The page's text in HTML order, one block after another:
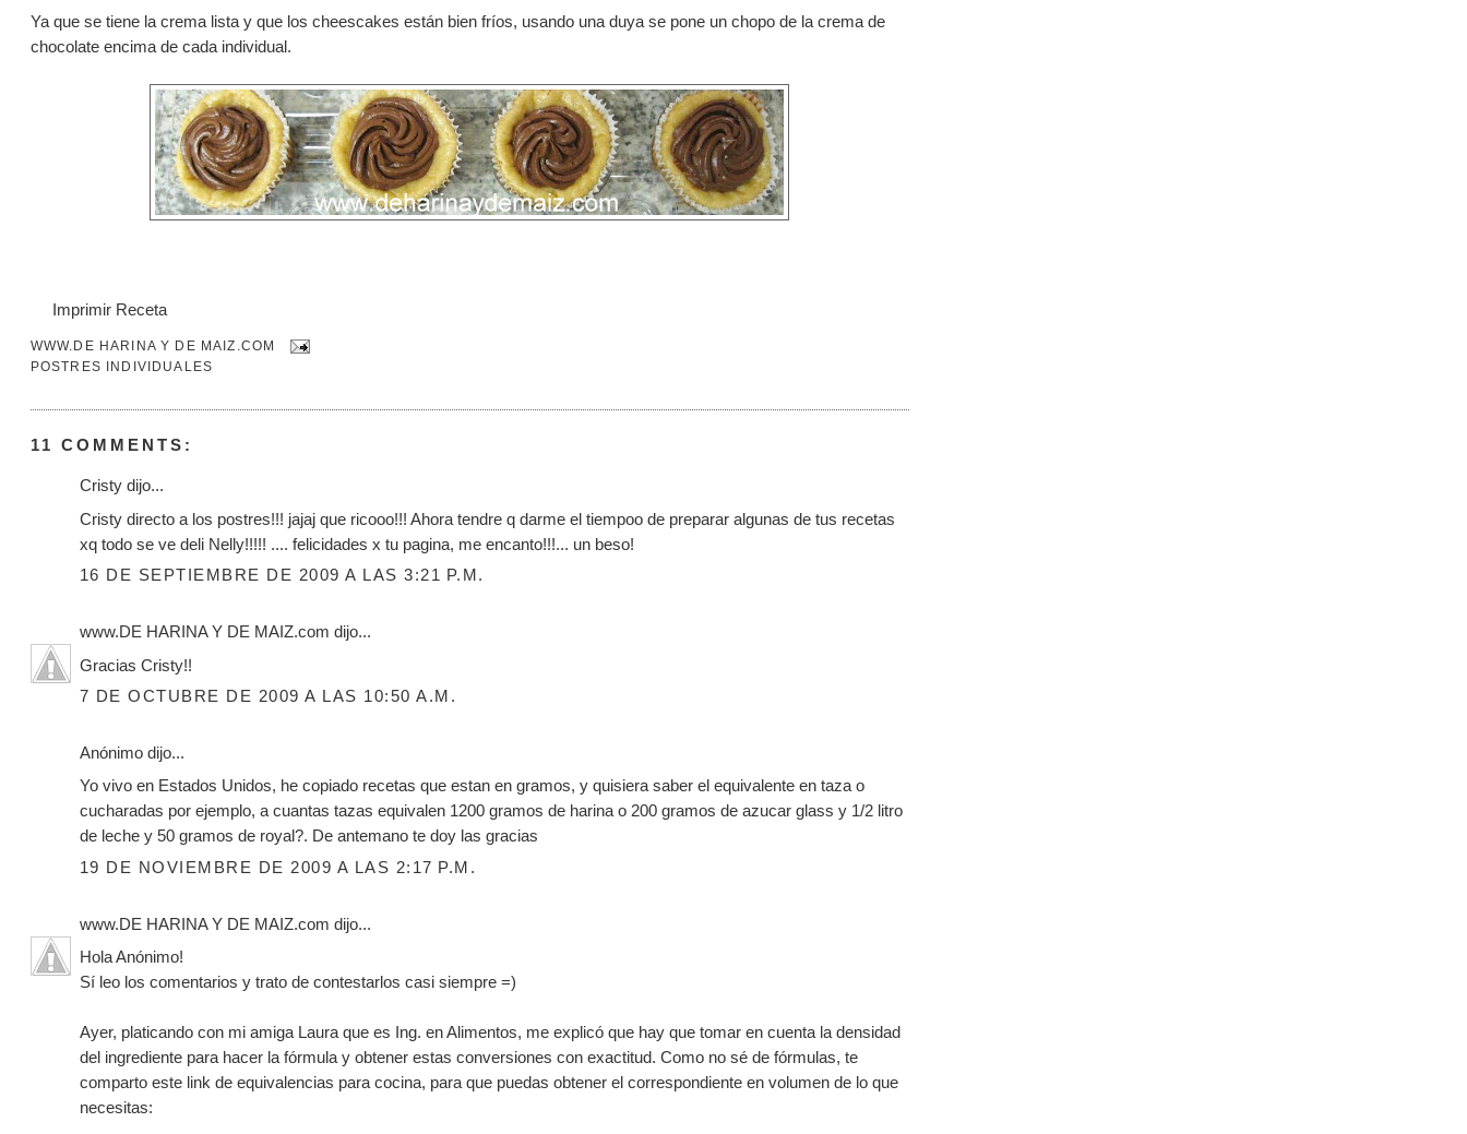
Ya que se tiene la crema lista y que los cheescakes están bien fríos, usando una duya se pone un chopo de la crema de
chocolate encima de cada individual.
Imprimir Receta
WWW.DE HARINA Y DE MAIZ.COM
POSTRES INDIVIDUALES
11 COMMENTS:
Cristy dijo...
Cristy directo a los postres!!! jajaj que ricooo!!! Ahora tendre q darme el tiempoo de preparar algunas de tus recetas
xq todo se ve deli Nelly!!!!! .... felicidades x tu pagina, me encanto!!!... un beso!
16 DE SEPTIEMBRE DE 2009 A LAS 3:21 P.M.
www.DE HARINA Y DE MAIZ.com dijo...
Gracias Cristy!!
7 DE OCTUBRE DE 2009 A LAS 10:50 A.M.
Anónimo dijo...
Yo vivo en Estados Unidos, he copiado recetas que estan en gramos, y quisiera saber el equivalente en taza o
cucharadas por ejemplo, a cuantas tazas equivalen 1200 gramos de harina o 200 gramos de azucar glass y 1/2 litro
de leche y 50 gramos de royal?. De antemano te doy las gracias
19 DE NOVIEMBRE DE 2009 A LAS 2:17 P.M.
www.DE HARINA Y DE MAIZ.com dijo...
Hola Anónimo!
Sí leo los comentarios y trato de contestarlos casi siempre =)
Ayer, platicando con mi amiga Laura que es Ing. en Alimentos, me explicó que hay que tomar en cuenta la densidad
del ingrediente para hacer la fórmula y obtener estas conversiones con exactitud. Como no sé de fórmulas, te
comparto este link de equivalencias para cocina, para que puedas obtener el correspondiente en volumen de lo que
necesitas: